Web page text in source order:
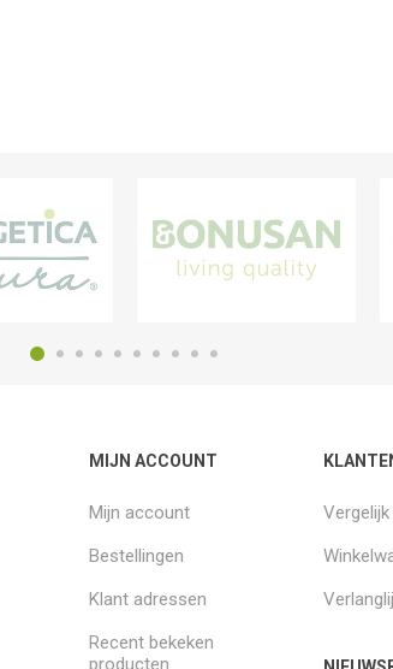
MIJN ACCOUNT
Mijn account
Bestellingen
Klant adressen
Recent bekeken
producten